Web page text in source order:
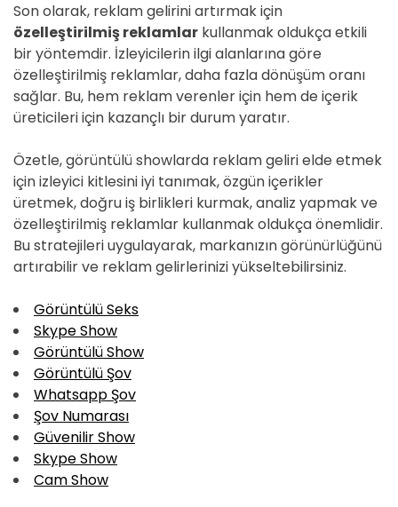
Son olarak, reklam gelirini artırmak için
özelleştirilmiş reklamlar kullanmak oldukça etkili
bir yöntemdir. İzleyicilerin ilgi alanlarına göre
özelleştirilmiş reklamlar, daha fazla dönüşüm oranı
sağlar. Bu, hem reklam verenler için hem de içerik
üreticileri için kazançlı bir durum yaratır.
Özetle, görüntülü showlarda reklam geliri elde etmek
için izleyici kitlesini iyi tanımak, özgün içerikler
üretmek, doğru iş birlikleri kurmak, analiz yapmak ve
özelleştirilmiş reklamlar kullanmak oldukça önemlidir.
Bu stratejileri uygulayarak, markanızın görünürlüğünü
artırabilir ve reklam gelirlerinizi yükseltebilirsiniz.
Görüntülü Seks
Skype Show
Görüntülü Show
Görüntülü Şov
Whatsapp Şov
Şov Numarası
Güvenilir Show
Skype Show
Cam Show